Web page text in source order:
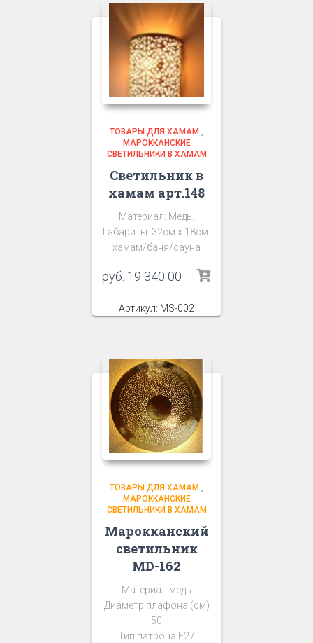
ТОВАРЫ ДЛЯ ХАМАМ ,
МАРОККАНСКИЕ
СВЕТИЛЬНИКИ В ХАМАМ
Светильник в
хамам арт.148
Материал: Медь.
Габариты: 32см х 18см.
хамам/баня/сауна
руб. 19 340 00
Артикул: MS-002
ТОВАРЫ ДЛЯ ХАМАМ ,
МАРОККАНСКИЕ
СВЕТИЛЬНИКИ В ХАМАМ
Марокканский
светильник
MD-162
Материал медь
Диаметр плафона (см)
50
Тип патрона Е27